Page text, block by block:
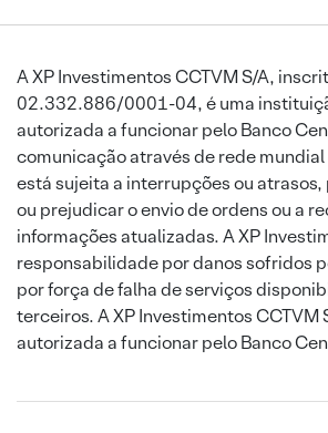
A XP Investimentos CCTVM S/A,
02.332.886/0001-04, é uma
autorizada a funcionar pelo Banco
comunicação através de rede
está sujeita a interrupções ou
ou prejudicar o envio de ordens ou a
informações atualizadas. A XP
responsabilidade por danos sofridos
por força de falha de serviços
terceiros. A XP Investimentos CCTVM
autorizada a funcionar pelo Banco